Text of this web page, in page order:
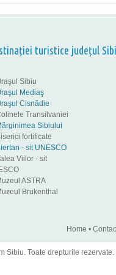
turistice județul
Sibiu
Mediaş
Cisnădie
Transilvaniei
Sibiului
fortificate
- sit UNESCO
Viilor - sit
ASTRA
Brukenthal
Home •
Sibiu. Toate drepturile rezervate.